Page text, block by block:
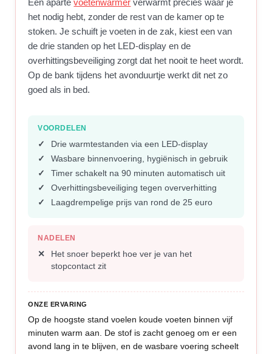
Een apartevoetenwarmer verwarmt precies waar je
het nodig hebt, zonder de rest van de kamer op te
stoken. Je schuift je voeten in de zak, kiest een van
de drie standen op het LED-display en de
overhittingsbeveiliging zorgt dat het nooit te heet wordt.
Op de bank tijdens het avonduurtje werkt dit net zo
goed als in bed.
VOORDELEN
Drie warmtestanden via een LED-display
Wasbare binnenvoering, hygiënisch in gebruik
Timer schakelt na 90 minuten automatisch uit
Overhittingsbeveiliging tegen oververhitting
Laagdrempelige prijs van rond de 25 euro
NADELEN
Het snoer beperkt hoe ver je van het
stopcontact zit
ONZE ERVARING
Op de hoogste stand voelen koude voeten binnen vijf
minuten warm aan. De stof is zacht genoeg om er een
avond lang in te blijven, en de wasbare voering scheelt